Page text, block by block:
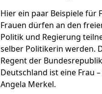
Hier ein paar Beispiele für
Frauen dürfen an den
Politik und Regierung
selber Politikerin werden.
Regent der Bundesrepublik
Deutschland ist eine Frau –
Angela Merkel.